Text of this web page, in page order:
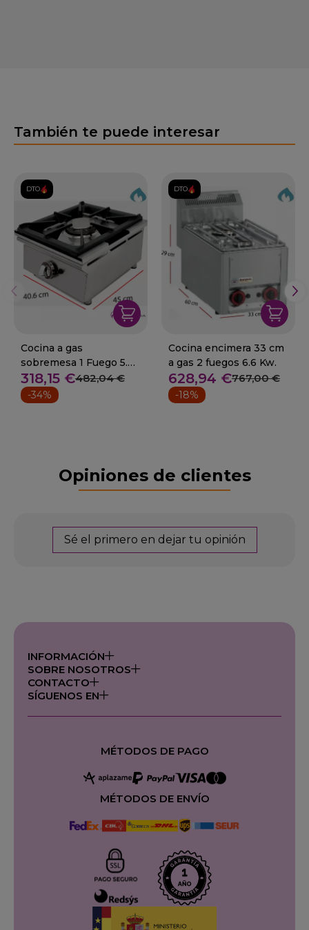
También te puede interesar
DTO.
Cocina a gas
sobremesa 1 Fuego 5.8
Kw 11-40CGN
318,15 €482,04 €
-34%
DTO.
Cocina encimera 33 cm
a gas 2 fuegos 6.6 Kw.
628,94 €767,00 €
-18%
Opiniones de clientes
Sé el primero en dejar tu opinión
INFORMACIÓN
SOBRE NOSOTROS
CONTACTO
SÍGUENOS EN
MÉTODOS DE PAGO
MÉTODOS DE ENVÍO